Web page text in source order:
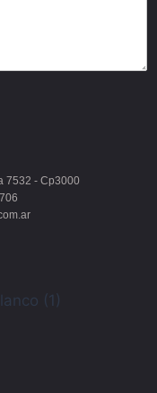
7532 - Cp3000